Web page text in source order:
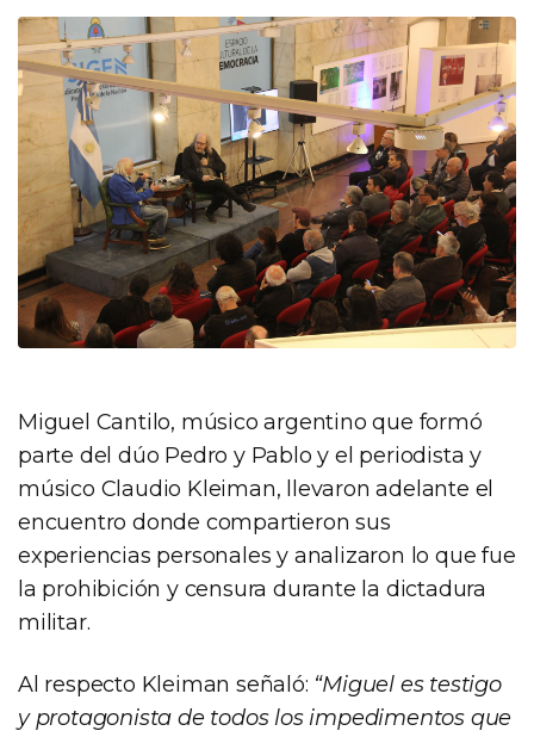
Miguel Cantilo, músico argentino que formó
parte del dúo Pedro y Pablo y el periodista y
músico Claudio Kleiman, llevaron adelante el
encuentro donde compartieron sus
experiencias personales y analizaron lo que fue
la prohibición y censura durante la dictadura
militar.
Al respecto Kleiman señaló: “Miguel es testigo
y protagonista de todos los impedimentos que